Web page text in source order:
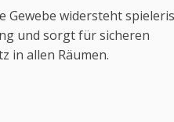
Gewebe widersteht
und sorgt für sicheren
in allen Räumen.